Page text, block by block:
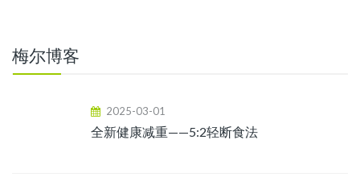
梅尔博客
2025-03-01
全新健康减重——5:2轻断食法